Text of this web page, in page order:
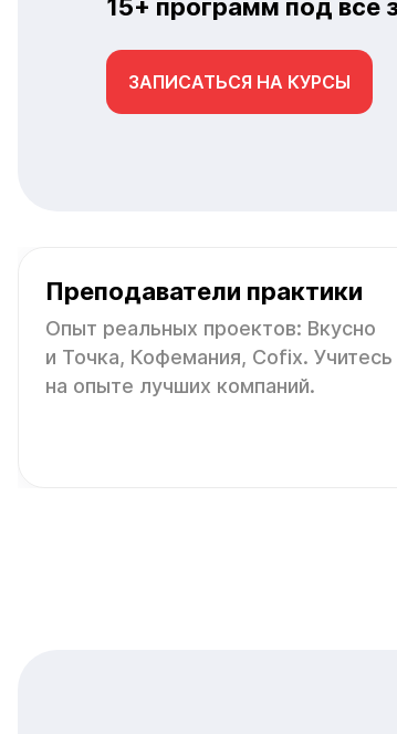
15+ программ под все
ЗАПИСАТЬСЯ НА КУРСЫ
Преподаватели практики
Опыт реальных проектов: Вкусно
и Точка, Кофемания, Cofix. Учитесь
на опыте лучших компаний.